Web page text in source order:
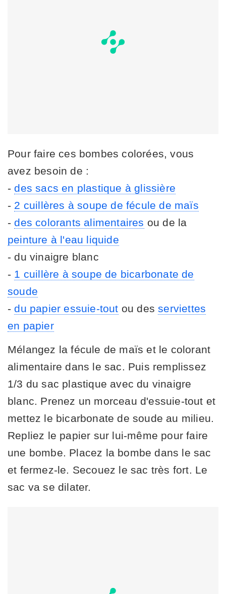
Pour faire ces bombes colorées, vous
avez besoin de :
-des sacs en plastique à glissière
- 2 cuillères à soupe de fécule de maïs
-des colorants alimentaires ou de la
peinture à l'eau liquide
- du vinaigre blanc
- 1 cuillère à soupe de bicarbonate de
soude
-du papier essuie-tout ou desserviettes
en papier
Mélangez la fécule de maïs et le colorant
alimentaire dans le sac. Puis remplissez
1/3 du sac plastique avec du vinaigre
blanc. Prenez un morceau d'essuie-tout et
mettez le bicarbonate de soude au milieu.
Repliez le papier sur lui-même pour faire
une bombe. Placez la bombe dans le sac
et fermez-le. Secouez le sac très fort. Le
sac va se dilater.